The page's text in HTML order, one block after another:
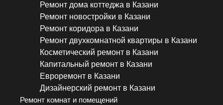
Ремонт дома коттеджа в Казани
Ремонт новостройки в Казани
Ремонт коридора в Казани
Ремонт двухкомнатной квартиры в Казани
Косметический ремонт в Казани
Капитальный ремонт в Казани
Евроремонт в Казани
Дизайнерский ремонт в Казани
Ремонт комнат и помещений